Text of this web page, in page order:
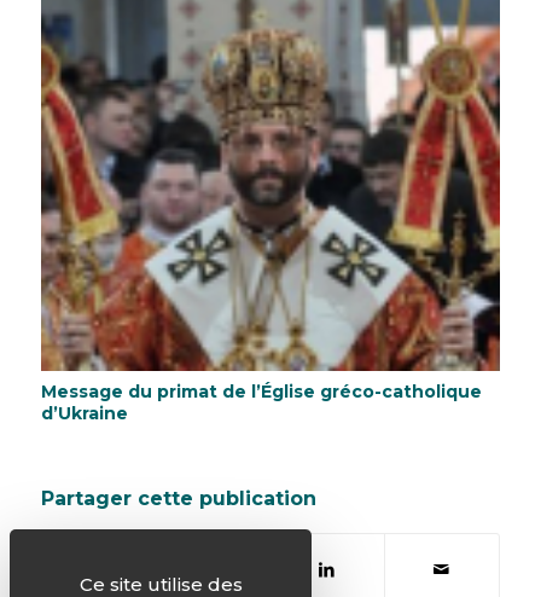
Message du primat de l’Église gréco-catholique
d’Ukraine
Partager cette publication
Ce site utilise des